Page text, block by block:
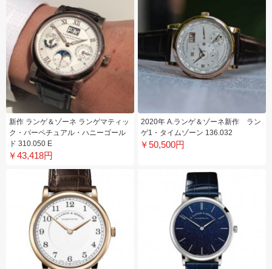
新作 ランゲ＆ゾーネ ランゲマティッ
ク・パーペチュアル・ハニーゴール
ド 310.050 E
￥43,418円
2020年 A.ランゲ＆ゾーネ新作 ラン
ゲ1・タイムゾーン 136.032
￥50,500円